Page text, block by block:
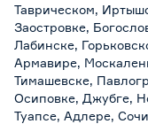
Таврическом,
Заостровке,
Лабинске,
Армавире,
Тимашевске,
Осиповке, Джубге,
Туапсе, Адлере,